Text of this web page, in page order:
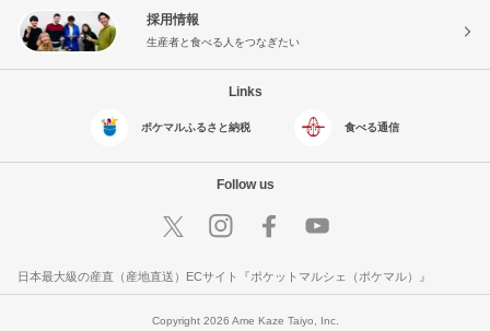
採用情報
生産者と食べる人をつなぎたい
Links
ポケマルふるさと納税 食べる通信
Follow us
日本最大級の産直（産地直送）ECサイト『ポケットマルシェ（ポケマル）』
Copyright 2026 Ame Kaze Taiyo, Inc.